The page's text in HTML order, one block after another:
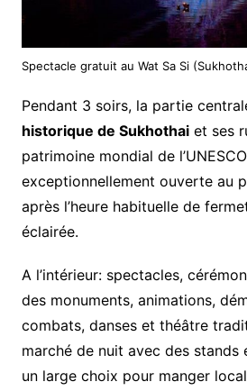
Spectacle gratuit au Wat Sa Si
Pendant 3 soirs, la partie
historique de Sukhothaiet ses
patrimoine mondial de
exceptionnellement ouverte au
après l’heure habituelle de
éclairée.
A l’intérieur: spectacles,
des monuments, animations,
combats, danses et théâtre
marché de nuit avec des stands
un large choix pour manger